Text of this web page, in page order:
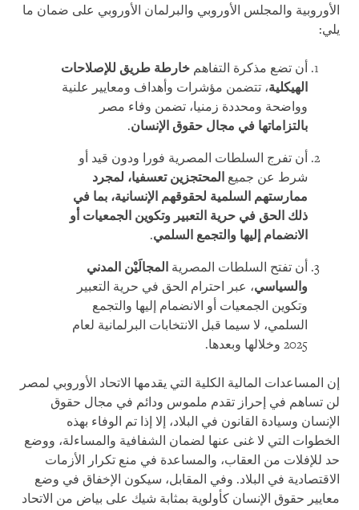
الأوروبية والمجلس الأوروبي والبرلمان الأوروبي على ضمان ما
يلي:
أن تضع مذكرة التفاهم خارطة طريق للإصلاحات
الهيكلية، تتضمن مؤشرات وأهداف ومعايير علنية
وواضحة ومحددة زمنيا، تضمن وفاء مصر
بالتزاماتها في مجال حقوق الإنسان.
أن تفرج السلطات المصرية فورا ودون قيد أو
شرط عن جميع المحتجزين تعسفيا، لمجرد
ممارستهم السلمية لحقوقهم الإنسانية، بما في
ذلك الحق في حرية التعبير وتكوين الجمعيات أو
الانضمام إليها والتجمع السلمي.
أن تفتح السلطات المصرية المجالَيْن المدني
والسياسي، عبر احترام الحق في حرية التعبير
وتكوين الجمعيات أو الانضمام إليها والتجمع
السلمي، لا سيما قبل الانتخابات البرلمانية لعام
2025 وخلالها وبعدها.
إن المساعدات المالية الكلية التي يقدمها الاتحاد الأوروبي لمصر
لن تساهم في إحراز تقدم ملموس ودائم في مجال حقوق
الإنسان وسيادة القانون في البلاد، إلا إذا تم الوفاء بهذه
الخطوات التي لا غنى عنها لضمان الشفافية والمساءلة، ووضع
حد للإفلات من العقاب، والمساعدة في منع تكرار الأزمات
الاقتصادية في البلاد. وفي المقابل، سيكون الإخفاق في وضع
معايير حقوق الإنسان كأولوية بمثابة شيك على بياض من الاتحاد